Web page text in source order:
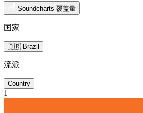
Soundcharts 覆盖量
国家
🇧🇷 Brazil
流派
Country
1